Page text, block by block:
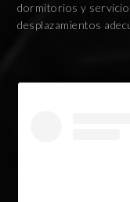
dormitorios y
desplazamientos